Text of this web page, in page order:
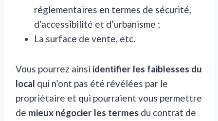
réglementaires en termes de sécurité,
d’accessibilité et d’urbanisme ;
La surface de vente, etc.
Vous pourrez ainsi identifier les faiblesses du
local qui n’ont pas été révélées par le
propriétaire et qui pourraient vous permettre
de mieux négocier les termes du contrat de